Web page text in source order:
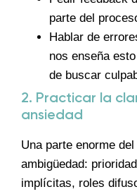
parte del
Hablar de
nos enseña
de buscar
2. Practicar la
ansiedad
Una parte enorme
ambigüedad:
implícitas, roles